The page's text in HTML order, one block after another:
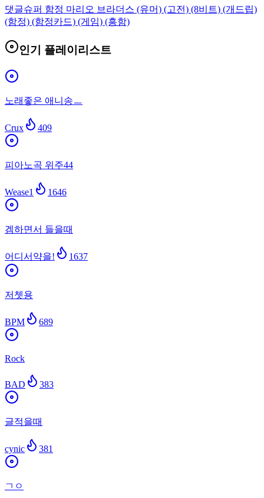
댓글슈퍼 함정 마리오 브라더스 (유머) (고전) (8비트) (개드립)
(함정) (함정카드) (게임) (흥함)
인기 플레이리스트
노래좋은 애니송ㅡ
Crux 409
피아노곡 위주44
Wease1 1646
겜하면서 들을때
어디서약을! 1637
저쳇용
BPM 689
Rock
BAD 383
글적을때
cynic 381
ㄱㅇ